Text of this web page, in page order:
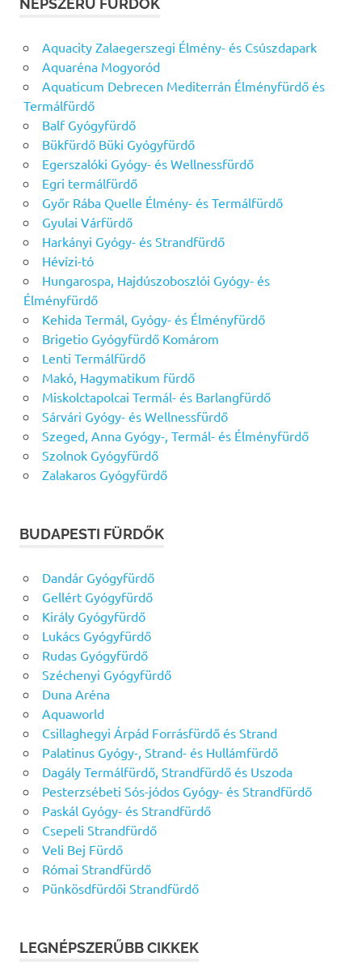
NÉPSZERŰ FÜRDŐK
Aquacity Zalaegerszegi Élmény- és Csúszdapark
Aquaréna Mogyoród
Aquaticum Debrecen Mediterrán Élményfürdő és
Termálfürdő
Balf Gyógyfürdő
Bükfürdő Büki Gyógyfürdő
Egerszalóki Gyógy- és Wellnessfürdő
Egri termálfürdő
Győr Rába Quelle Élmény- és Termálfürdő
Gyulai Várfürdő
Harkányi Gyógy- és Strandfürdő
Hévízi-tó
Hungarospa, Hajdúszoboszlói Gyógy- és
Élményfürdő
Kehida Termál, Gyógy- és Élményfürdő
Brigetio Gyógyfürdő Komárom
Lenti Termálfürdő
Makó, Hagymatikum fürdő
Miskolctapolcai Termál- és Barlangfürdő
Sárvári Gyógy- és Wellnessfürdő
Szeged, Anna Gyógy-, Termál- és Élményfürdő
Szolnok Gyógyfürdő
Zalakaros Gyógyfürdő
BUDAPESTI FÜRDŐK
Dandár Gyógyfürdő
Gellért Gyógyfürdő
Király Gyógyfürdő
Lukács Gyógyfürdő
Rudas Gyógyfürdő
Széchenyi Gyógyfürdő
Duna Aréna
Aquaworld
Csillaghegyi Árpád Forrásfürdő és Strand
Palatinus Gyógy-, Strand- és Hullámfürdő
Dagály Termálfürdő, Strandfürdő és Uszoda
Pesterzsébeti Sós-jódos Gyógy- és Strandfürdő
Paskál Gyógy- és Strandfürdő
Csepeli Strandfürdő
Veli Bej Fürdő
Római Strandfürdő
Pünkösdfürdői Strandfürdő
LEGNÉPSZERŰBB CIKKEK